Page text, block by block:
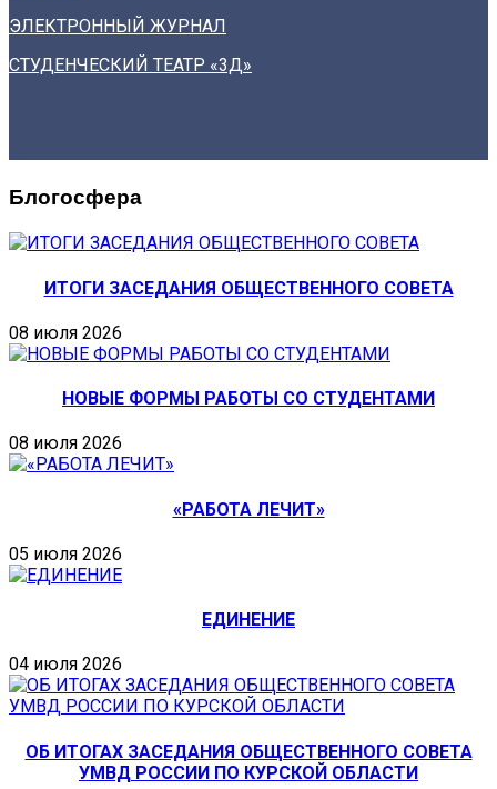
ЭЛЕКТРОННЫЙ ЖУРНАЛ
СТУДЕНЧЕСКИЙ ТЕАТР «3Д»
Блогосфера
ИТОГИ ЗАСЕДАНИЯ ОБЩЕСТВЕННОГО СОВЕТА
08 июля 2026
НОВЫЕ ФОРМЫ РАБОТЫ СО СТУДЕНТАМИ
08 июля 2026
«РАБОТА ЛЕЧИТ»
05 июля 2026
ЕДИНЕНИЕ
04 июля 2026
ОБ ИТОГАХ ЗАСЕДАНИЯ ОБЩЕСТВЕННОГО СОВЕТА
УМВД РОССИИ ПО КУРСКОЙ ОБЛАСТИ